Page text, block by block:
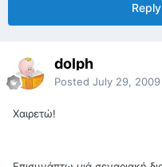
dolph
Posted July 29, 2009
Χαιρετώ!